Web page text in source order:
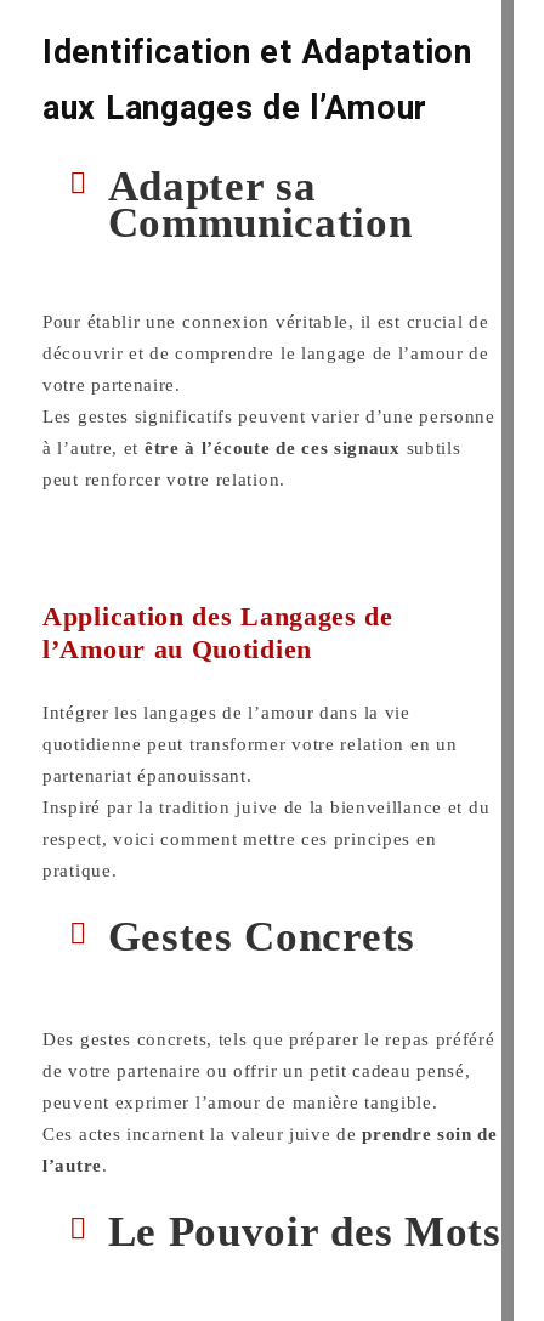
Identification et Adaptation
aux Langages de l’Amour
Adapter sa
Communication
Pour établir une connexion véritable, il est crucial de
découvrir et de comprendre le langage de l’amour de
votre partenaire.
Les gestes significatifs peuvent varier d’une personne
à l’autre, et être à l’écoute de ces signaux subtils
peut renforcer votre relation.
Application des Langages de
l’Amour au Quotidien
Intégrer les langages de l’amour dans la vie
quotidienne peut transformer votre relation en un
partenariat épanouissant.
Inspiré par la tradition juive de la bienveillance et du
respect, voici comment mettre ces principes en
pratique.
Gestes Concrets
Des gestes concrets, tels que préparer le repas préféré
de votre partenaire ou offrir un petit cadeau pensé,
peuvent exprimer l’amour de manière tangible.
Ces actes incarnent la valeur juive deprendre soin de
l’autre.
Le Pouvoir des Mots